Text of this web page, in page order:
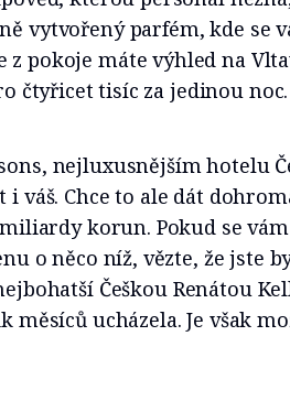
vytvořený parfém, kde se
z pokoje máte výhled na
čtyřicet tisíc za jedinou noc.
nejluxusnějším hotelu
i váš. Chce to ale dát
korun. Pokud se
o něco níž, vězte, že jste
Češkou Renátou
ucházela. Je však